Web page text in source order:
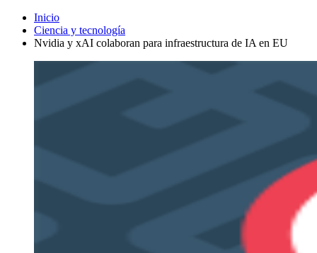
Inicio
Ciencia y tecnología
Nvidia y xAI colaboran para infraestructura de IA en EU